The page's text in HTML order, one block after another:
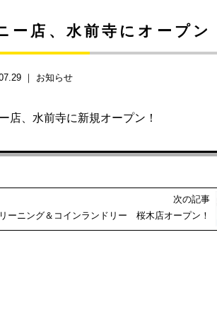
ー店、水前寺にオープン
｜ お知らせ
店、水前寺に新規オープン！
次の記事
ーニング＆コインランドリー 桜木店オープン！